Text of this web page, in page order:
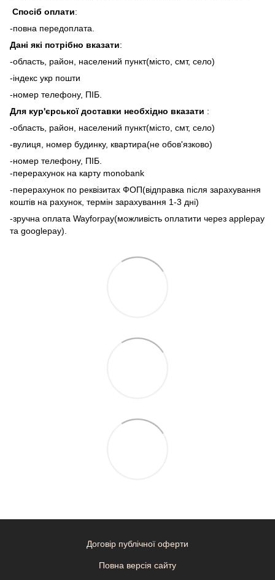
Спосіб оплати:
-повна передоплата.
Дані які потрібно вказати:
-область, район, населений пункт(місто, смт, село)
-індекс укр пошти
-номер телефону, ПІБ.
Для кур'єрської доставки необхідно вказати :
-область, район, населений пункт(місто, смт, село)
-вулиця, номер будинку, квартира(не обов'язково)
-номер телефону, ПІБ.
-перерахунок на карту monobank
-перерахунок по реквізитах ФОП(відправка після зарахування
коштів на рахунок, термін зарахування 1-3 дні)
-зручна оплата Wayforpay(можливість оплатити через applepay
та googlepay).
Договір публічної оферти
Повна версія сайту